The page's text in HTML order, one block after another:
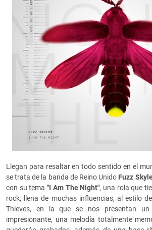
Llegan para resaltar en todo sentido en el
se trata de la banda de Reino Unido Fuzz
con su tema"I Am The Night", una rola que
rock, llena de muchas influencias, al estilo
Thieves, en la que se nos presentan
impresionante, una melodía totalmente